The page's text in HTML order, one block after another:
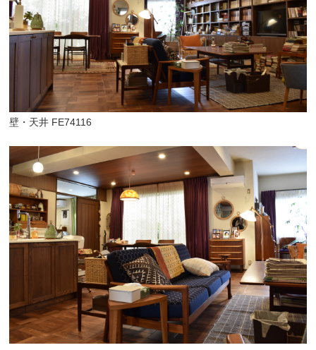
壁・天井 FE74116